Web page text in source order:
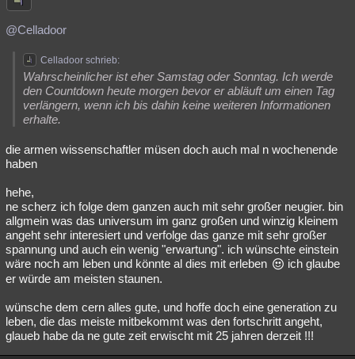
@Celladoor
Celladoor schrieb:
Wahrscheinlicher ist eher Samstag oder Sonntag. Ich werde
den Countdown heute morgen bevor er abläuft um einen Tag
verlängern, wenn ich bis dahin keine weiteren Informationen
erhalte.
die armen wissenschaftler müsen doch auch mal n wochenende
haben
hehe,
ne scherz ich folge dem ganzen auch mit sehr großer neugier. bin
allgmein was das universum im ganz großen und winzig kleinem
angeht sehr interesiert und verfolge das ganze mit sehr großer
spannung und auch ein wenig "erwartung". ich wünschte einstein
wäre noch am leben und könnte al dies mit erleben
ich glaube
er würde am meisten staunen.
wünsche dem cern alles gute, und hoffe doch eine generation zu
leben, die das meiste mitbekommt was den fortschritt angeht,
glaueb habe da ne gute zeit erwischt mit 25 jahren derzeit !!!